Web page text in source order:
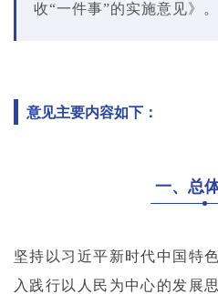
收“一件事”的实施意见》。
意见主要内容如下：
一、总
坚持以习近平新时代中国特
入践行以人民为中心的发展